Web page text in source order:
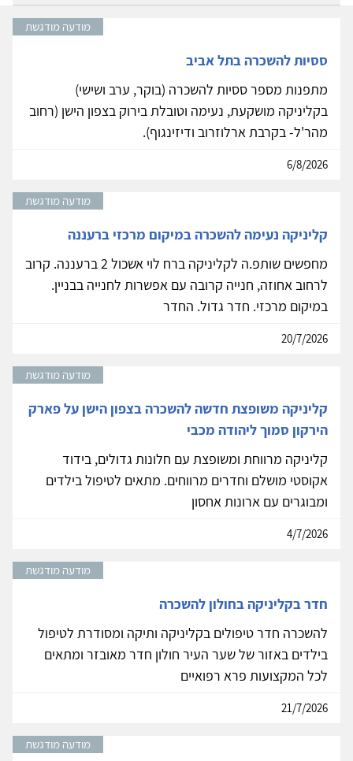
מודעה מודגשת
ססיות להשכרה בתל אביב
מתפנות מספר ססיות להשכרה (בוקר, ערב ושישי)
בקליניקה מושקעת, נעימה וטובלת בירוק בצפון הישן (רחוב
מהר'ל- בקרבת ארלוזרוב ודיזינגוף).
6/8/2026
מודעה מודגשת
קליניקה נעימה להשכרה במיקום מרכזי ברעננה
מחפשים שותפ.ה לקליניקה ברח לוי אשכול 2 ברעננה. קרוב
לרחוב אחוזה, חנייה קרובה עם אפשרות לחנייה בבניין.
במיקום מרכזי. חדר גדול. החדר
20/7/2026
מודעה מודגשת
קליניקה משופצת חדשה להשכרה בצפון הישן על פארק
הירקון סמוך ליהודה מכבי
קליניקה מרווחת ומשופצת עם חלונות גדולים, בידוד
אקוסטי מושלם וחדרים מרווחים. מתאים לטיפול בילדים
ומבוגרים עם ארונות אחסון
4/7/2026
מודעה מודגשת
חדר בקליניקה בחולון להשכרה
להשכרה חדר טיפולים בקליניקה ותיקה ומסודרת לטיפול
בילדים באזור של שער העיר חולון חדר מאובזר ומתאים
לכל המקצועות פרא רפואיים
21/7/2026
מודעה מודגשת